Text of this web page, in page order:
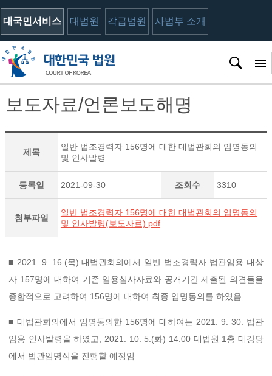
대국민서비스 대법원 각급법원 사법부 소개
보도자료/언론보도해명
제목
일반 법조경력자 156명에 대한 대법관회의 임명동의
및 인사발령
등록일 2021-09-30 조회수 3310
첨부파일
일반 법조경력자 156명에 대한 대법관회의 임명동의
및 인사발령(보도자료).pdf
■ 2021. 9. 16.(목) 대법관회의에서 일반 법조경력자 법관임용 대상
자 157명에 대하여 기존 임용심사자료와 공개기간 제출된 의견들을
종합적으로 고려하여 156명에 대하여 최종 임명동의를 하였음
■ 대법관회의에서 임명동의한 156명에 대하여는 2021. 9. 30. 법관
임용 인사발령을 하였고, 2021. 10. 5.(화) 14:00 대법원 1층 대강당
에서 법관임명식을 진행할 예정임